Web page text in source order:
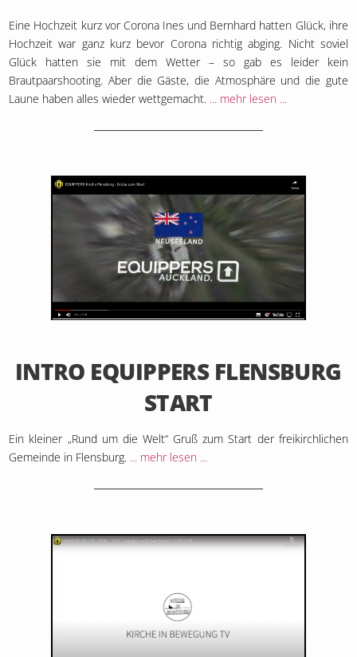
Eine Hochzeit kurz vor Corona Ines und Bernhard hatten Glück, ihre
Hochzeit war ganz kurz bevor Corona richtig abging. Nicht soviel
Glück hatten sie mit dem Wetter – so gab es leider kein
Brautpaarshooting. Aber die Gäste, die Atmosphäre und die gute
Laune haben alles wieder wettgemacht. ... mehr lesen ...
INTRO EQUIPPERS FLENSBURG
START
Ein kleiner „Rund um die Welt“ Gruß zum Start der freikirchlichen
Gemeinde in Flensburg. ... mehr lesen ...